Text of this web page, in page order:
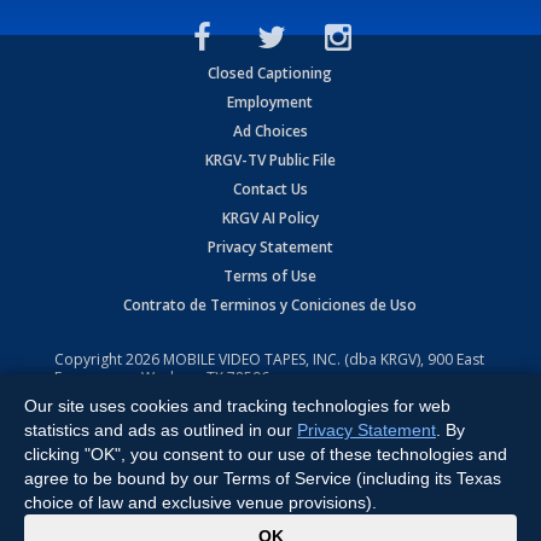
Closed Captioning
Employment
Ad Choices
KRGV-TV Public File
Contact Us
KRGV AI Policy
Privacy Statement
Terms of Use
Contrato de Terminos y Coniciones de Uso
Copyright2026 MOBILE VIDEO TAPES, INC. (dba KRGV), 900 East
Expressway, Weslaco, TX 78596.
All Rights Reserved. Powered by:Ruby Shore Software
Our site uses cookies and tracking technologies for web
statistics and ads as outlined in our Privacy Statement . By
clicking "OK", you consent to our use of these technologies and
agree to be bound by our Terms of Service (including its Texas
choice of law and exclusive venue provisions).
OK